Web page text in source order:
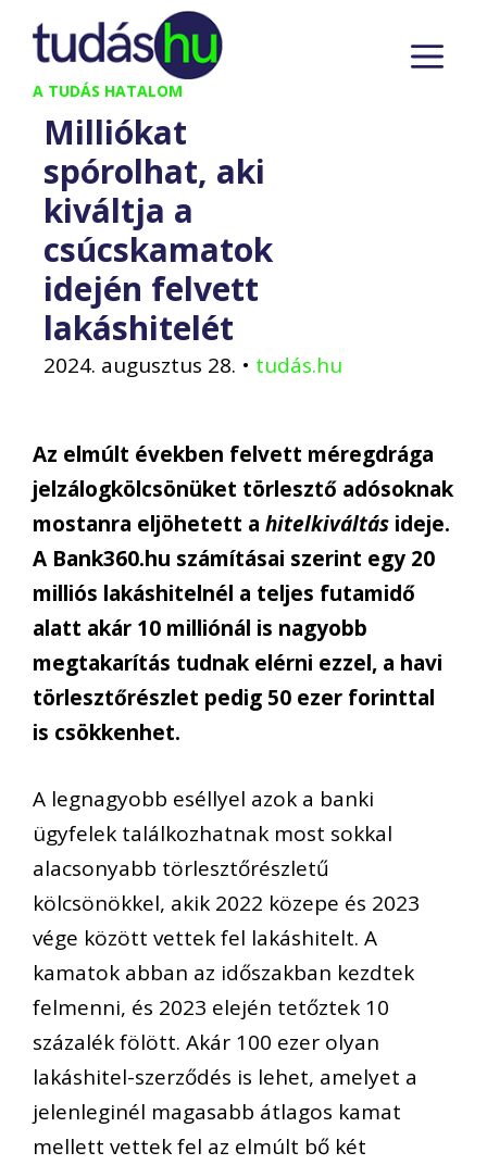
Kilépés
tartalomba
A TUDÁS HATALOM
Milliókat
spórolhat, aki
kiváltja a
csúcskamatok
idején felvett
lakáshitelét
2024. augusztus 28. • tudás.hu
Az elmúlt években felvett méregdrága
jelzálogkölcsönüket törlesztő adósoknak
mostanra eljöhetett a hitelkiváltás ideje.
A Bank360.hu számításai szerint egy 20
milliós lakáshitelnél a teljes futamidő
alatt akár 10 milliónál is nagyobb
megtakarítás tudnak elérni ezzel, a havi
törlesztőrészlet pedig 50 ezer forinttal
is csökkenhet.
A legnagyobb eséllyel azok a banki
ügyfelek találkozhatnak most sokkal
alacsonyabb törlesztőrészletű
kölcsönökkel, akik 2022 közepe és 2023
vége között vettek fel lakáshitelt. A
kamatok abban az időszakban kezdtek
felmenni, és 2023 elején tetőztek 10
százalék fölött. Akár 100 ezer olyan
lakáshitel-szerződés is lehet, amelyet a
jelenleginél magasabb átlagos kamat
mellett vettek fel az elmúlt bő két